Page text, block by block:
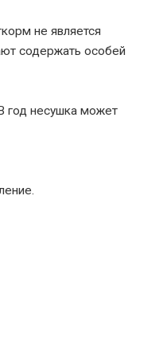
не является
содержать особей
год несушка может